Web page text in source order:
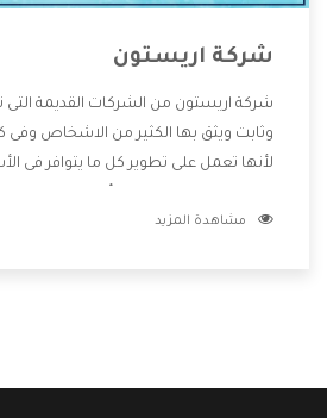
شركة اريستون
شركة اريستون من الشركات القديمة
وثابت ويثق بها الكثير من الاشخاص وفى
لأنها تعمل على تطوير كل ما يتوافر فى
وتقدم للعملاء أقوى العروض
مشاهدة المزيد